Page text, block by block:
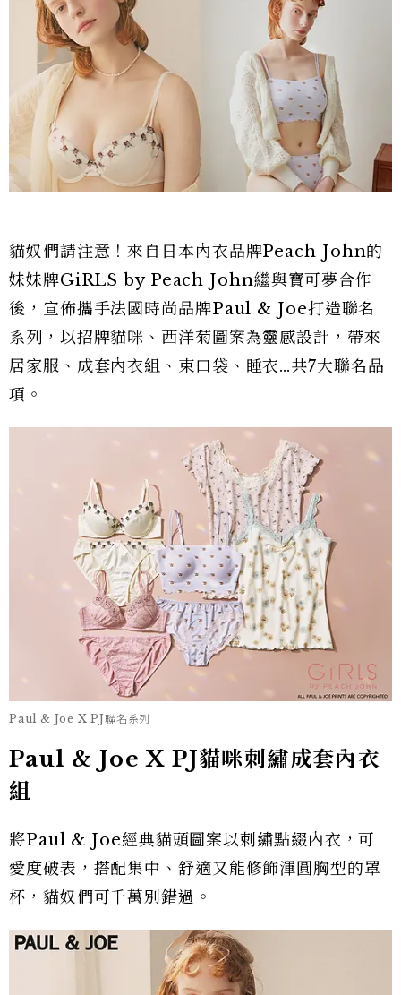
貓奴們請注意！來自日本內衣品牌Peach John的
妹妹牌GiRLS by Peach John繼與寶可夢合作
後，宣佈攜手法國時尚品牌Paul & Joe打造聯名
系列，以招牌貓咪、西洋菊圖案為靈感設計，帶來
居家服、成套內衣組、束口袋、睡衣…共7大聯名品
項。
Paul & Joe X PJ聯名系列
Paul & Joe X PJ貓咪刺繡成套內衣
組
將Paul & Joe經典貓頭圖案以刺繡點綴內衣，可
愛度破表，搭配集中、舒適又能修飾渾圓胸型的罩
杯，貓奴們可千萬別錯過。